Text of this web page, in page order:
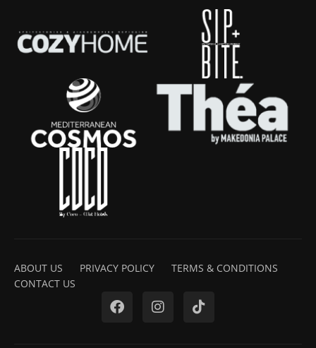
ABOUT US PRIVACY POLICY
TERMS & CONDITIONS
CONTACT US